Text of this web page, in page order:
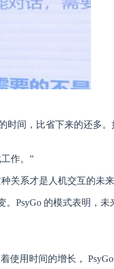
间，比省下来的还多
作。”
关系才是人机交互的未
PsyGo 的模式表明，
用时间的增长，